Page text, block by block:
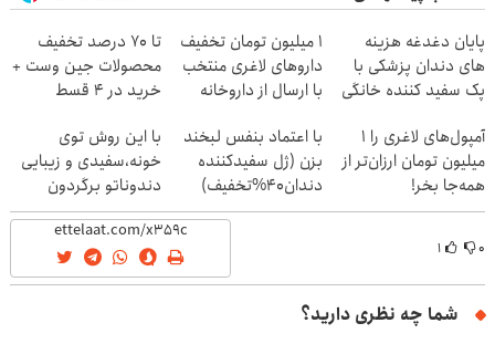
پایان دغدغه هزینه
های دندان پزشکی با
پک سفید کننده خانگی
۱ میلیون تومان تخفیف
داروهای لاغری منتخب
با ارسال از داروخانه
تا 70 درصد تخفیف
محصولات جین وست +
خرید در 4 قسط
آمپول‌های لاغری را ۱
میلیون تومان ارزان‌تر از
همه‌جا بخر!
با اعتماد بنفس لبخند
بزن (ژل سفیدکننده
دندان40%تخفیف)
با این روش توی
خونه،سفیدی و زیبایی
دندوناتو برگردون
(40%off)
۰ ۱
شما چه نظری دارید؟